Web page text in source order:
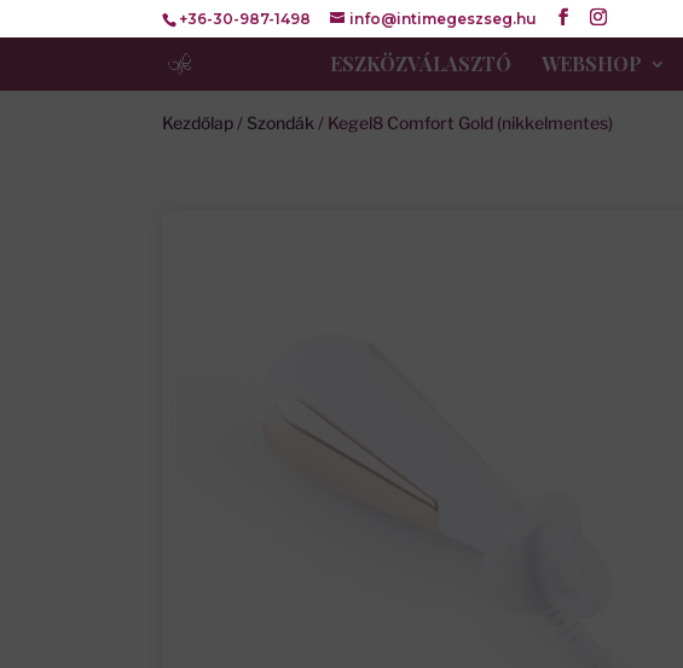
+36-30-987-1498 info@intimegeszseg.hu
ESZKÖZVÁLASZTÓ WEBSHOP
Kezdőlap / Szondák / Kegel8 Comfort Gold (nikkelmentes)